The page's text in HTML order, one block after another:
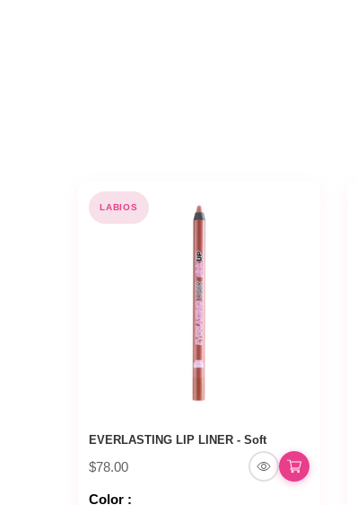
LABIOS
EVERLASTING LIP LINER - Soft
$78.00
Color :